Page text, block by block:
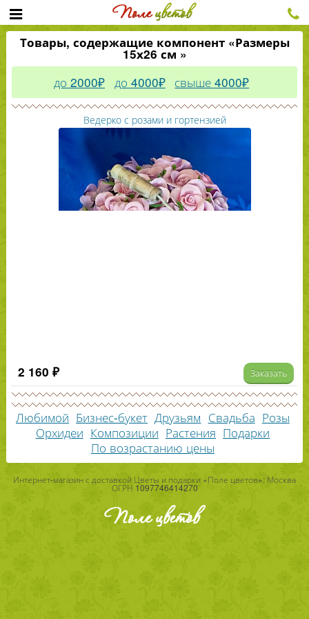
Товары, содержащие компонент «Размеры
15х26 см »
до 2000₽ до 4000₽ свыше 4000₽
Ведерко с розами и гортензией
2 160 ₽ Заказать
Любимой Бизнес-букет Друзьям Свадьба Розы
Орхидеи Композиции Растения Подарки
По возрастанию цены
Интернет-магазин с доставкой Цветы и подарки «Поле цветов»: Москва
ОГРН 1097746414270